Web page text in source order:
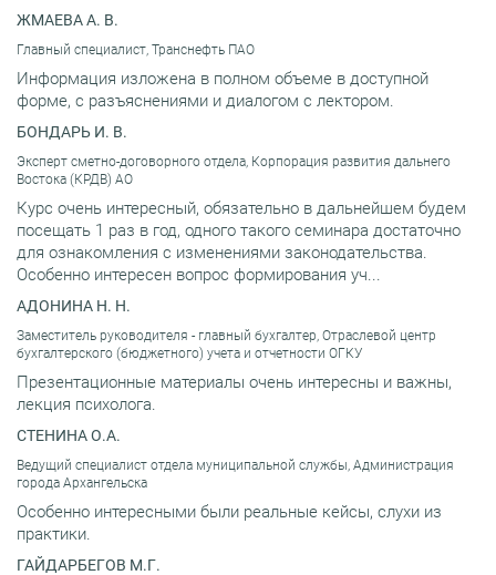
ЖМАЕВА А. В.
Главный специалист, Транснефть ПАО
Информация изложена в полном объеме в доступной
форме, с разъяснениями и диалогом с лектором.
БОНДАРЬ И. В.
Эксперт сметно-договорного отдела, Корпорация развития дальнего
Востока (КРДВ) АО
Курс очень интересный, обязательно в дальнейшем будем
посещать 1 раз в год, одного такого семинара достаточно
для ознакомления с изменениями законодательства.
Особенно интересен вопрос формирования уч...
АДОНИНА Н. Н.
Заместитель руководителя - главный бухгалтер, Отраслевой центр
бухгалтерского (бюджетного) учета и отчетности ОГКУ
Презентационные материалы очень интересны и важны,
лекция психолога.
СТЕНИНА О.А.
Ведущий специалист отдела муниципальной службы, Администрация
города Архангельска
Особенно интересными были реальные кейсы, слухи из
практики.
ГАЙДАРБЕГОВ М.Г.